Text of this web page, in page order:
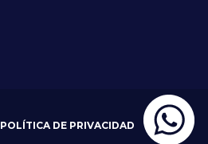
POLÍTICA DE PRIVACIDAD